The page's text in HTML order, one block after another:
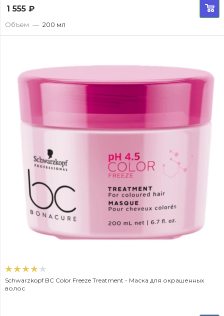
1 555 ₽
Объем — 200 мл
Schwarzkopf BC Color Freeze Treatment - Маска для окрашенных
волос